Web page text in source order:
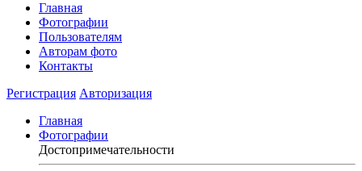
Главная
Фотографии
Пользователям
Авторам фото
Контакты
Регистрация Авторизация
Главная
Фотографии
Достопримечательности